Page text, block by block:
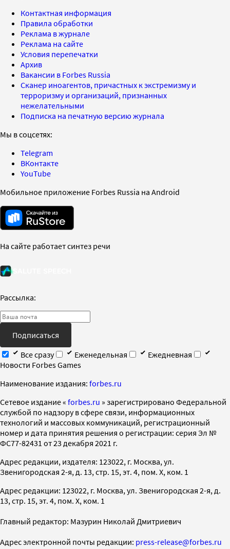
Контактная информация
Правила обработки
Реклама в журнале
Реклама на сайте
Условия перепечатки
Архив
Вакансии в Forbes Russia
Сканер иноагентов, причастных к экстремизму и
терроризму и организаций, признанных
нежелательными
Подписка на печатную версию журнала
Мы в соцсетях:
Telegram
ВКонтакте
YouTube
Мобильное приложение Forbes Russia на Android
На сайте работает синтез речи
Рассылка:
Подписаться
Все сразу
Еженедельная
Ежедневная
Новости Forbes Games
Наименование издания: forbes.ru
Cетевое издание « forbes.ru » зарегистрировано Федеральной
службой по надзору в сфере связи, информационных
технологий и массовых коммуникаций, регистрационный
номер и дата принятия решения о регистрации: серия Эл №
ФС77-82431 от 23 декабря 2021 г.
Адрес редакции, издателя: 123022, г. Москва, ул.
Звенигородская 2-я, д. 13, стр. 15, эт. 4, пом. X, ком. 1
Адрес редакции: 123022, г. Москва, ул. Звенигородская 2-я, д.
13, стр. 15, эт. 4, пом. X, ком. 1
Главный редактор: Мазурин Николай Дмитриевич
Адрес электронной почты редакции: press-release@forbes.ru